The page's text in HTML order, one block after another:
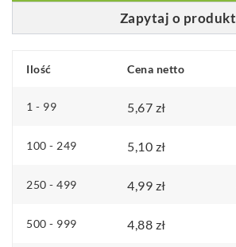
cm
tworzywa
wkładką
Zapytaj o produkt
Ilość Cena netto
1 - 99 5,67 zł
100 - 249 5,10 zł
250 - 499 4,99 zł
500 - 999 4,88 zł